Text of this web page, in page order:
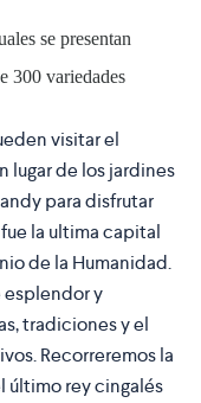
se presentan
300 variedades
visitar el
lugar de los jardines
para disfrutar
la ultima capital
de la Humanidad.
esplendor y
tradiciones y el
Recorreremos la
último rey cingalés